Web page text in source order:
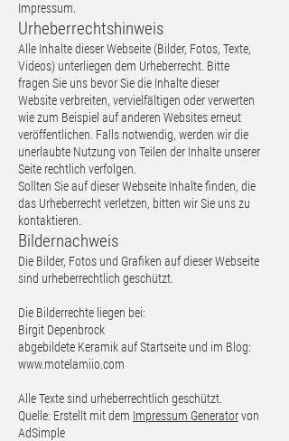
Impressum.
Urheberrechtshinweis
Alle Inhalte dieser Webseite (Bilder, Fotos, Texte,
Videos) unterliegen dem Urheberrecht. Bitte
fragen Sie uns bevor Sie die Inhalte dieser
Website verbreiten, vervielfältigen oder verwerten
wie zum Beispiel auf anderen Websites erneut
veröffentlichen. Falls notwendig, werden wir die
unerlaubte Nutzung von Teilen der Inhalte unserer
Seite rechtlich verfolgen.
Sollten Sie auf dieser Webseite Inhalte finden, die
das Urheberrecht verletzen, bitten wir Sie uns zu
kontaktieren.
Bildernachweis
Die Bilder, Fotos und Grafiken auf dieser Webseite
sind urheberrechtlich geschützt.
Die Bilderrechte liegen bei:
Birgit Depenbrock
abgebildete Keramik auf Startseite und im Blog:
www.motelamiio.com
Alle Texte sind urheberrechtlich geschützt.
Quelle: Erstellt mit dem Impressum Generatorvon
AdSimple